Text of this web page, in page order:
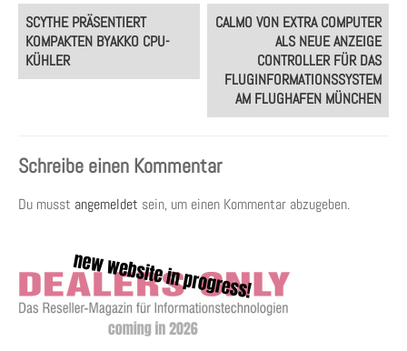
Post
navigation
SCYTHE PRÄSENTIERT
KOMPAKTEN BYAKKO CPU-
KÜHLER
CALMO VON EXTRA COMPUTER
ALS NEUE ANZEIGE
CONTROLLER FÜR DAS
FLUGINFORMATIONSSYSTEM
AM FLUGHAFEN MÜNCHEN
Schreibe einen Kommentar
Du musst angemeldet sein, um einen Kommentar abzugeben.